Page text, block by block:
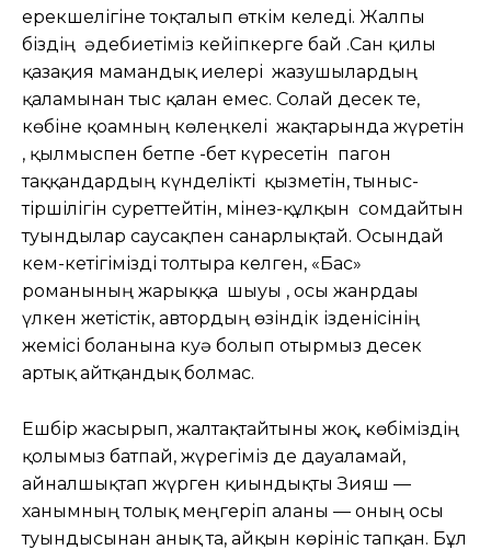
ерекшелігіне тоқталып өткім келеді. Жалпы
біздің әдебиетіміз кейіпкерге бай .Сан қилы
қазақия мамандық иелері жазушылардың
қаламынан тыс қалған емес. Солай десек те,
көбіне қоғамның көлеңкелі жақтарында жүретін
, қылмыспен бетпе -бет күресетін пагон
таққандардың күнделікті қызметін, тыныс-
тіршілігін суреттейтін, мінез-құлқын сомдайтын
туындылар саусақпен санарлықтай. Осындай
кем-кетігімізді толтыра келген, «Бас»
романының жарыққа шығуы , осы жанрдағы
үлкен жетістік, автордың өзіндік ізденісінің
жемісі болғанына куә болып отырмыз десек
артық айтқандық болмас.
Ешбір жасырып, жалтақтайтыны жоқ, көбіміздің
қолымыз батпай, жүрегіміз де дауаламай,
айналшықтап жүрген қиындықты Зияш —
ханымның толық меңгеріп алғаны — оның осы
туындысынан анық та, айқын көрініс тапқан. Бұл